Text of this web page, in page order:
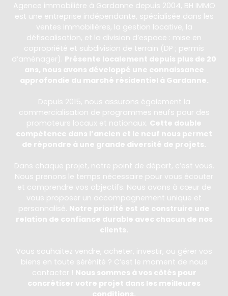
Agence immobilière à Gardanne depuis 2004, BH IMMO
est une entreprise indépendante, spécialisée dans les
ventes immobilières, la gestion locative, la
défiscalisation, et la division d’espace : mise en
copropriété et subdivision de terrain (DP ; permis
d’aménager). Présente localement depuis plus de 20
ans, nous avons développé une connaissance
approfondie du marché résidentiel à Gardanne.
Depuis 2015, nous assurons également la
commercialisation de programmes neufs pour des
promoteurs locaux et nationaux. Cette double
compétence dans l’ancien et le neuf nous permet
de répondre à une grande diversité de projets.
Dans chaque projet, notre point de départ, c’est vous.
Nous prenons le temps nécessaire pour vous écouter
et comprendre vos objectifs. Nous avons à cœur de
vous proposer un accompagnement unique et
personnalisé. Notre priorité est de construire une
relation de confiance durable avec chacun de nos
clients.
Vous souhaitez vendre, acheter, investir, ou gérer vos
biens en toute sérénité ? C’est le moment de nous
contacter ! Nous sommes à vos côtés pour
concrétiser votre projet dans les meilleures